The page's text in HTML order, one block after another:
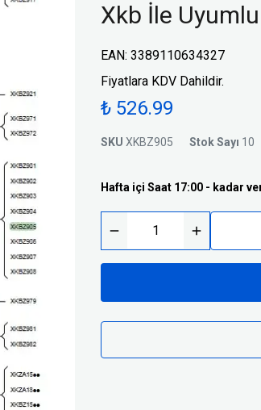
Endüstriyel Fiş ve Prizler
Endüktif Sensörler
Fotoelektrik Sensörler
Basınç Şalterleri
Silindirik Sigortalar
Xkb İle Uyumlu
EAN:3389110634327
Fiyatlara KDV Dahildir.
₺ 526.99
SKU XKBZ905 Stok Sayı 10
Hafta içi Saat 17:00 - kadar